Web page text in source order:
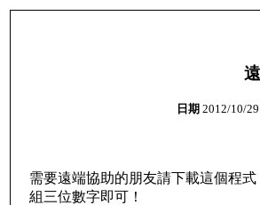
日期 2012/10/
需要遠端協助的朋友請下載這個程
組三位數字即可！